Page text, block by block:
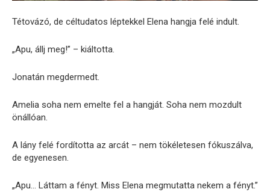
Tétovázó, de céltudatos léptekkel Elena hangja felé indult.
„Apu, állj meg!” – kiáltotta.
Jonatán megdermedt.
Amelia soha nem emelte fel a hangját. Soha nem mozdult
önállóan.
A lány felé fordította az arcát – nem tökéletesen fókuszálva,
de egyenesen.
„Apu… Láttam a fényt. Miss Elena megmutatta nekem a fényt.”